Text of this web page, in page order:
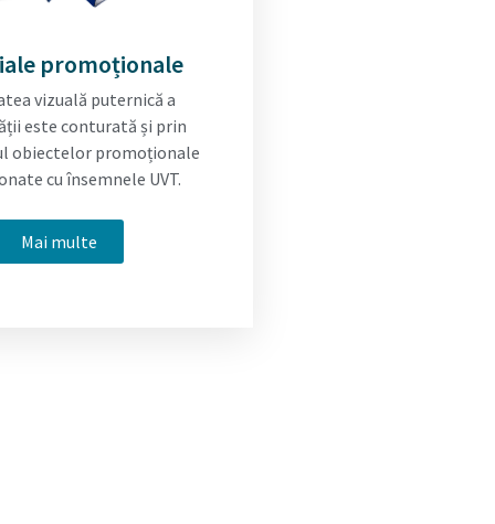
promoționale
vizuală puternică a
este conturată și prin
obiectelor promoționale
cu însemnele UVT.
Mai multe